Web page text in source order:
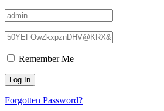
Remember Me
Forgotten Password?